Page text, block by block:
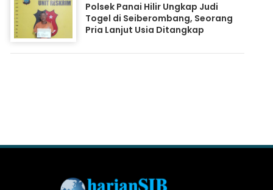
Polsek Panai Hilir Ungkap Judi
Togel di Seiberombang, Seorang
Pria Lanjut Usia Ditangkap